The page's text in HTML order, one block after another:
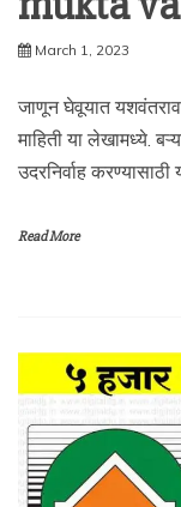
March 1, 2023
जाणून घेवूयात
माहिती या लेखामध्ये.
उदरनिर्वाह करण्यासाठी
Read More